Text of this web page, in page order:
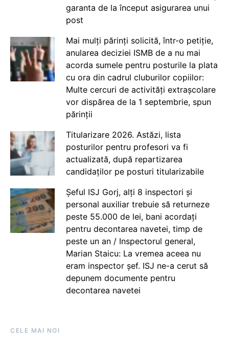
garanta de la început asigurarea unui
post
Mai mulți părinți solicită, într-o petiție,
anularea deciziei ISMB de a nu mai
acorda sumele pentru posturile la plata
cu ora din cadrul cluburilor copiilor:
Multe cercuri de activități extrașcolare
vor dispărea de la 1 septembrie, spun
părinții
Titularizare 2026. Astăzi, lista
posturilor pentru profesori va fi
actualizată, după repartizarea
candidaților pe posturi titularizabile
Șeful ISJ Gorj, alți 8 inspectori și
personal auxiliar trebuie să returneze
peste 55.000 de lei, bani acordați
pentru decontarea navetei, timp de
peste un an / Inspectorul general,
Marian Staicu: La vremea aceea nu
eram inspector șef. ISJ ne-a cerut să
depunem documente pentru
decontarea navetei
CELE MAI NOI